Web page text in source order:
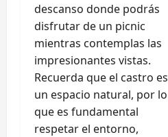
descanso donde podrás
disfrutar de un picnic
mientras contemplas las
impresionantes vistas.
Recuerda que el castro es
un espacio natural, por lo
que es fundamental
respetar el entorno,